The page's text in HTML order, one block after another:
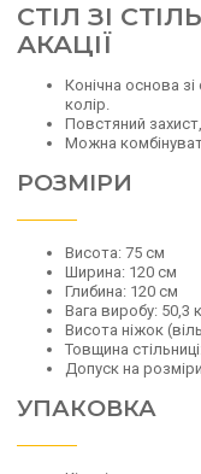
СТІЛ ЗІ
АКАЦІЇ
Конічна основа
колір.
Повстяний
Можна
РОЗМІРИ
Висота: 75 см
Ширина: 120 см
Глибина: 120 см
Вага виробу: 50,3
Висота ніжок
Товщина
Допуск на
УПАКОВКА